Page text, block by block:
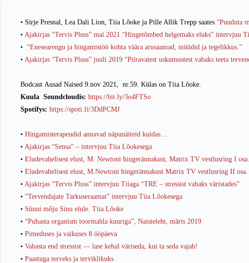
• Sirje Presnal, Lea Dali Lion, Tiia Lõoke ja Pille Allik Trepp saates “Puuduta
• Ajakirjas “Tervis Pluss” mai 2021 “Hingetõmbed helgemaks eluks” intervjuu
• “Enesearengu ja hingamistöö kohta väära arusaamad, müüdid ja tegelikkus.”
• Ajakirjas “Tervis Pluss” juuli 2019 “Piiravatest uskumustest vabaks teeta
Bodcast Ausad Naised 9.nov 2021, nr.59. Külas on Tiia Lõoke.
Kuula Soundcloudis: https://bit.ly/3o4FTSo
Spotifys: https://spoti.fi/3DdPCMJ
• Hingamisterapeudid annavad näpunäiteid kuidas…
• Ajakirjas “Sensa” – intervjuu Tiia Lõokesega
• Eludevahelisest elust, M. Newtoni hingerännakust, Matrix TV vestlusring I osa.
• Eludevahelisest elust, M.Newtoni hingerännakust Matrix TV vestlusring II osa.
• Ajakirjas “Tervis Pluss” intervjuu Tiiaga “TRE – stressist vabaks väristades”
• “Tervendajate Tarkuseraamat” intervjuu Tiia Lõokesega
• Sünni mõju Sinu elule. Tiia Lõoke
• “Puhasta organism toormahla kuuriga”, Naisteleht, märts 2019
• Pimeduses ja vaikuses 8 ööpäeva
• Vabasta end stressist — lase kehal väriseda, kui ta seda vajab!
• Paastuga terveks ja terviklikuks